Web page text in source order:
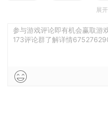
立绘不行 声优赞
展
参与游戏评论即有机会赢取游
173评论群了解详情